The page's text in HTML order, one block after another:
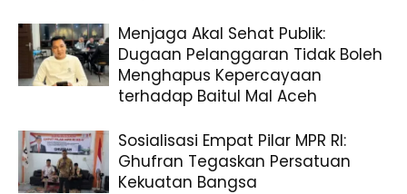
Menjaga Akal Sehat Publik:
Dugaan Pelanggaran Tidak Boleh
Menghapus Kepercayaan
terhadap Baitul Mal Aceh
Sosialisasi Empat Pilar MPR RI:
Ghufran Tegaskan Persatuan
Kekuatan Bangsa